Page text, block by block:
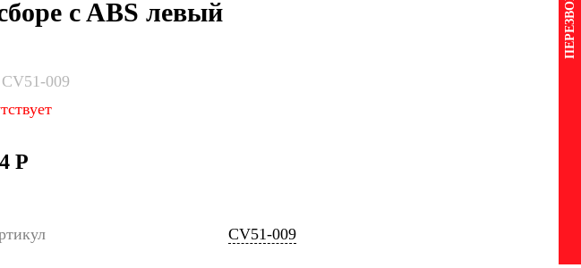
c ABS левый
009
Р
CV51-009